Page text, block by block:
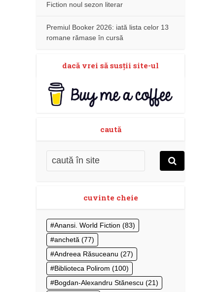
Fiction noul sezon literar
Premiul Booker 2026: iată lista celor 13
romane rămase în cursă
dacă vrei să susţii site-ul
caută
cuvinte cheie
Anansi. World Fiction (83)
anchetă (77)
Andreea Răsuceanu (27)
Biblioteca Polirom (100)
Bogdan-Alexandru Stănescu (21)